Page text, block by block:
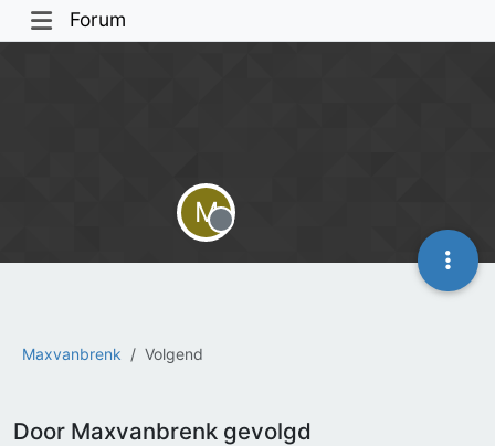
Forum
Maxvanbrenk Volgend
M
Offline
Door Maxvanbrenk gevolgd